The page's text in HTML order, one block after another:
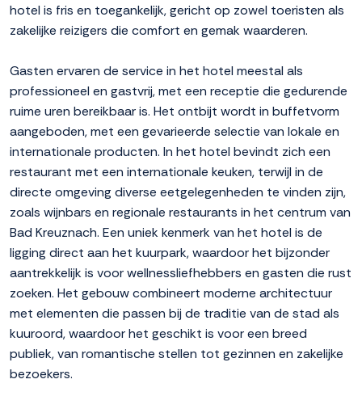
hotel is fris en toegankelijk, gericht op zowel toeristen als
zakelijke reizigers die comfort en gemak waarderen.
Gasten ervaren de service in het hotel meestal als
professioneel en gastvrij, met een receptie die gedurende
ruime uren bereikbaar is. Het ontbijt wordt in buffetvorm
aangeboden, met een gevarieerde selectie van lokale en
internationale producten. In het hotel bevindt zich een
restaurant met een internationale keuken, terwijl in de
directe omgeving diverse eetgelegenheden te vinden zijn,
zoals wijnbars en regionale restaurants in het centrum van
Bad Kreuznach. Een uniek kenmerk van het hotel is de
ligging direct aan het kuurpark, waardoor het bijzonder
aantrekkelijk is voor wellnessliefhebbers en gasten die rust
zoeken. Het gebouw combineert moderne architectuur
met elementen die passen bij de traditie van de stad als
kuuroord, waardoor het geschikt is voor een breed
publiek, van romantische stellen tot gezinnen en zakelijke
bezoekers.